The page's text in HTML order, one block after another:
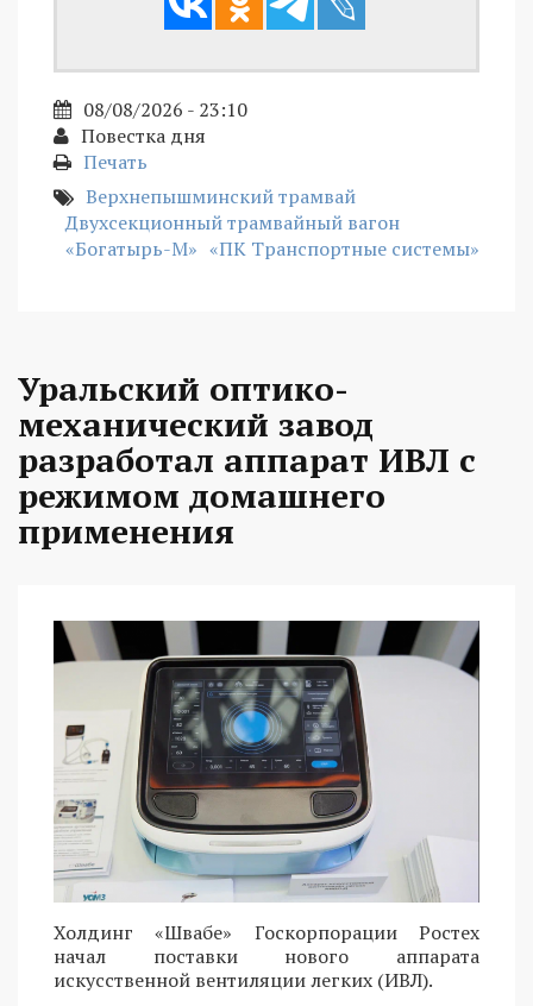
08/08/2026 - 23:10
Повестка дня
Печать
Верхнепышминский трамвай
Двухсекционный трамвайный вагон
«Богатырь-М» «ПК Транспортные системы»
Уральский оптико-
механический завод
разработал аппарат ИВЛ с
режимом домашнего
применения
Холдинг «Швабе» Госкорпорации Ростех
начал поставки нового аппарата
искусственной вентиляции легких (ИВЛ).